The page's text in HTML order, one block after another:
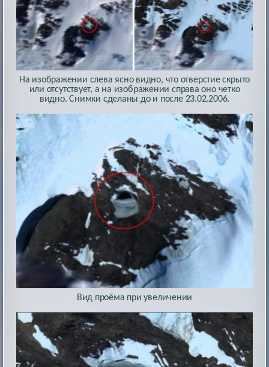
На изображении слева ясно видно, что отверстие скрыто
или отсутствует, а на изображении справа оно четко
видно. Снимки сделаны до и после 23.02.2006.
Вид проёма при увеличении